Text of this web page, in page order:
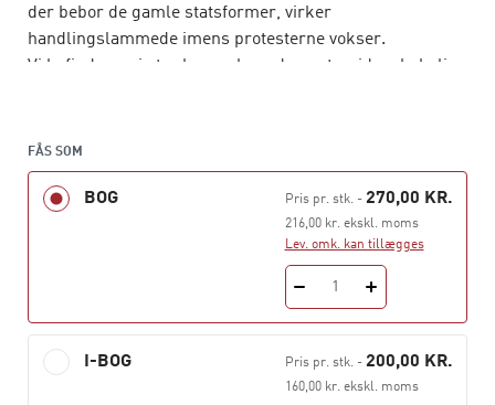
der bebor de gamle statsformer, virker
handlingslammede imens protesterne vokser.
Vi befinder os i et vakuum, hvor den naturvidenskabelige
IfølgeDen bæredygtige stat
omstillingsproces hverken tænkes eller praktiseres
som et rent teknologisk fix og ej heller kun som
summen af individuelle handlinger. Der er derimod
behov for en omfattende kollektiv proces, som griber ind
i stat, marked og civilsamfund, og som i sidste ende må
munde ud i en helt ny statsform, den bæredygtige stat.
Bogen, der vækker til eftertanke, er skrevet af de to
anerkendte sociologer Rasmus Willig og Anders Blok.
FÅS SOM
BOG Pris pr. stk.- 270,00 KR.
216,00 kr. ekskl. moms
Lev. omk. kan tillægges
1
I-BOG Pris pr. stk.- 200,00 KR.
160,00 kr. ekskl. moms